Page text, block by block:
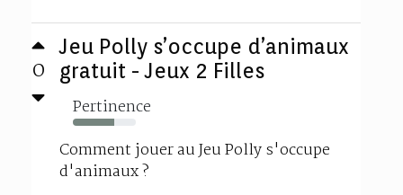
0
Jeu Polly s’occupe d’animaux
gratuit - Jeux 2 Filles
Pertinence
66%
Comment jouer au Jeu Polly s'occupe
d'animaux ?